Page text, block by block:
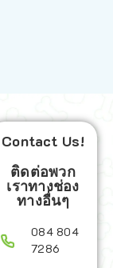
Contact Us!
ติดต่อพวก
เราทางช่อง
ทางอื่นๆ
084 804
7286